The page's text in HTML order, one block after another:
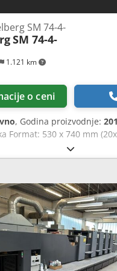
1.121 km
SM 74-4-
SM 74-4-
o ceni
, Godina proizvodnje:
Format: 530 x 740 mm
15.000 tabaka/h
upravljanje
Niskostapajući izlagač
Lamelni ulagivač
u kratkom roku